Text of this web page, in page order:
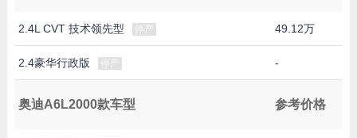
2.4L CVT 技术领先型 停产 49.12万
2.4豪华行政版 停产 -
奥迪A6L2000款车型 参考价格